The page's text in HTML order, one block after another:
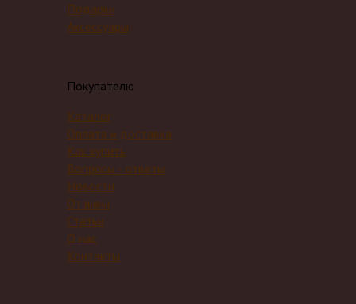
Подарки
Аксессуары
Покупателю
Каталог
Оплата и доставка
Как купить
Вопросы - ответы
Новости
Отзывы
Статьи
О нас
Контакты